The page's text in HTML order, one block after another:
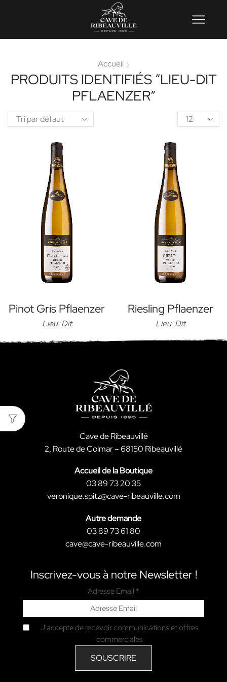
Accueil
PRODUITS IDENTIFIÉS “LIEU-DIT
PFLAENZER”
Lieu-Dit
Pinot Gris Pflaenzer
Lieu-Dit
Riesling Pflaenzer
Cave de Ribeauvillé
2, Route de Colmar – 68150 Ribeauvillé
Accueil de la Boutique
03 89 73 20 35
veronique.spitz@cave-ribeauville.com
Autre demande
03 89 73 61 80
cave@cave-ribeauville.com
Inscrivez-vous à notre Newsletter !
Adresse Email *
J'accepte de recevoir communications et offres
commerciales